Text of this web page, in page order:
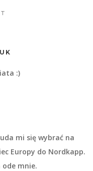
:)
mi się wybrać na
Europy do Nordkapp.
ode mnie.